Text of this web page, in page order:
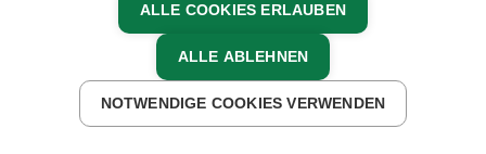
Unsere Partner in der Region
JETZT ANFRAGEN JETZT BUCHEN
ALLE COOKIES ERLAUBEN
ALLE ABLEHNEN
NOTWENDIGE COOKIES VERWENDEN